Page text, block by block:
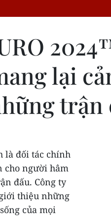
lại
là đối tác chính
cho người hâm
đấu. Công ty
thiệu những
của mọi